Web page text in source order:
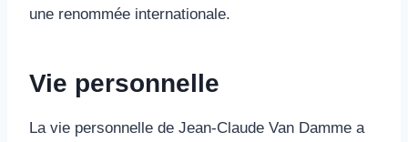
une renommée internationale.
Vie personnelle
La vie personnelle de Jean-Claude Van Damme a